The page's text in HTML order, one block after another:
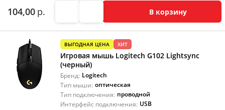
104,00 р. В корзину
ВЫГОДНАЯ ЦЕНА ХИТ
Игровая мышь Logitech G102 Lightsync
(черный)
Бренд: Logitech
Тип мыши: оптическая
Тип подключения: проводной
Интерфейс подключения: USB